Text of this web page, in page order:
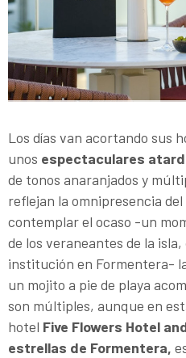
Los días van acortando sus
unos espectaculares
de tonos anaranjados y
reflejan la omnipresencia
contemplar el ocaso -un
de los veraneantes de la
institución en Formentera-
un mojito a pie de playa
son múltiples, aunque en
hotel Five Flowers Hotel
estrellas de Formentera,